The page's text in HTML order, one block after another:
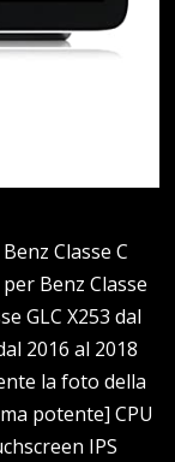
Classe C
per Benz Classe
GLC X253 dal
2016 al 2018
la foto della
potente] CPU
IPS